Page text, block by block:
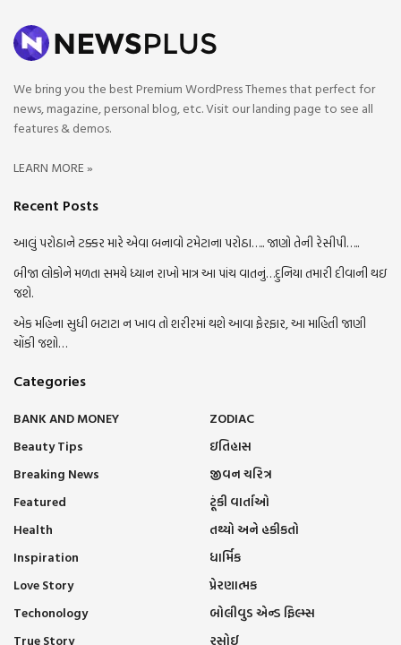
We bring you the best Premium WordPress Themes that perfect for
news, magazine, personal blog, etc. Visit our landing page to see all
features & demos.
LEARN MORE »
Recent Posts
આલું પરોઠાને ટક્કર મારે એવા બનાવો ટમેટાના પરોઠા….. જાણો તેની રેસીપી…..
બીજા લોકોને મળતા સમયે ધ્યાન રાખો માત્ર આ પાંચ વાતનું…દુનિયા તમારી દીવાની થઇ
જશે.
એક મહિના સુધી બટાટા ન ખાવ તો શરીરમાં થશે આવા ફેરફાર, આ માહિતી જાણી
ચોંકી જશો…
Categories
BANK AND MONEY
Beauty Tips
Breaking News
Featured
Health
Inspiration
Love Story
Techonology
True Story
ZODIAC
ઇતિહાસ
જીવન ચરિત્ર
ટૂંકી વાર્તાઓ
તથ્યો અને હકીકતો
ધાર્મિક
પ્રેરણાત્મક
બોલીવુડ એન્ડ ફિલ્મ્સ
રસોઈ